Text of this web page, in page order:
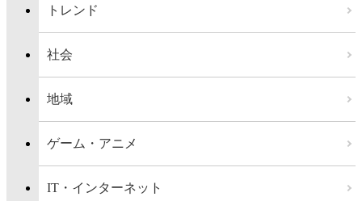
トレンド
社会
地域
ゲーム・アニメ
IT・インターネット